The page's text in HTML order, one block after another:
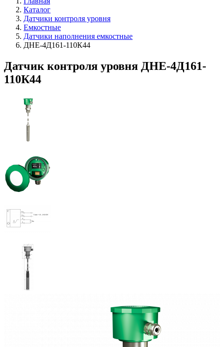
Каталог
Датчики контроля уровня
Емкостные
Датчики наполнения емкостные
ДНЕ-4Д161-110К44
Датчик контроля уровня ДНЕ-4Д161-
110К44